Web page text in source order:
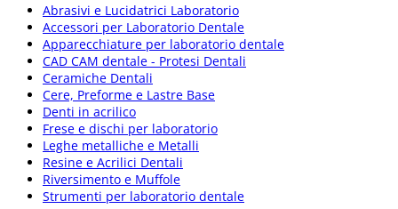
Abrasivi e Lucidatrici Laboratorio
Accessori per Laboratorio Dentale
Apparecchiature per laboratorio dentale
CAD CAM dentale - Protesi Dentali
Ceramiche Dentali
Cere, Preforme e Lastre Base
Denti in acrilico
Frese e dischi per laboratorio
Leghe metalliche e Metalli
Resine e Acrilici Dentali
Riversimento e Muffole
Strumenti per laboratorio dentale